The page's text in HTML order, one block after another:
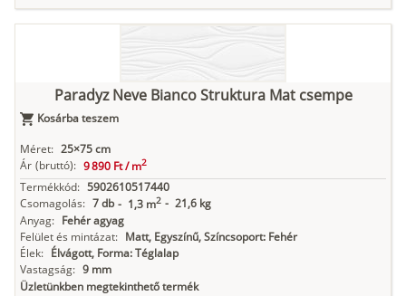
Paradyz Neve Bianco Struktura Mat csempe
Kosárba teszem
Méret: 25×75 cm
Ár (bruttó): 9 890 Ft /m2
Termékkód: 5902610517440
Csomagolás: 7 db - 1,3 m2 - 21,6 kg
Anyag: Fehér agyag
Felület és mintázat: Matt, Egyszínű, Színcsoport: Fehér
Élek: Élvágott, Forma: Téglalap
Vastagság: 9 mm
Üzletünkben megtekinthető termék